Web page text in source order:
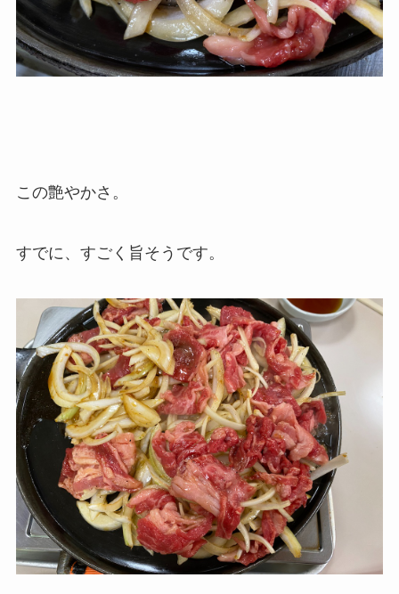
この艶やかさ。
すでに、すごく旨そうです。